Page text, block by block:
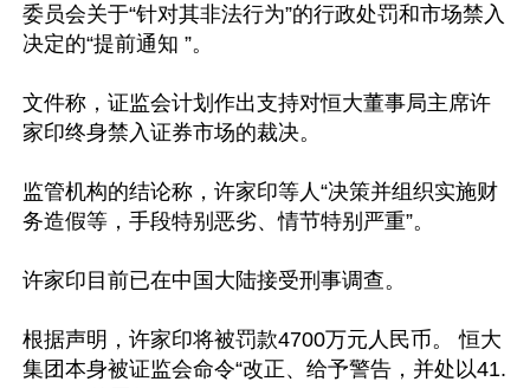
委员会关于“针对其非法行为”的行政处罚和市场禁入
决定的“提前通知 ”。
文件称，证监会计划作出支持对恒大董事局主席许
家印终身禁入证券市场的裁决。
监管机构的结论称，许家印等人“决策并组织实施财
务造假等，手段特别恶劣、情节特别严重”。
许家印目前已在中国大陆接受刑事调查。
根据声明，许家印将被罚款4700万元人民币。 恒大
集团本身被证监会命令“改正、给予警告，并处以41.